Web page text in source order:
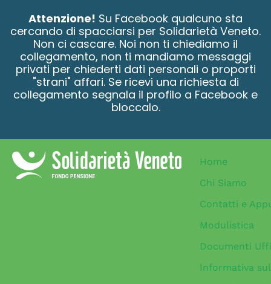
Attenzione! Su Facebook qualcuno sta
cercando di spacciarsi per Solidarietà Veneto.
Non ci cascare. Noi non ti chiediamo il
collegamento, non ti mandiamo messaggi
privati per chiederti dati personali o proporti
"strani" affari. Se ricevi una richiesta di
collegamento segnala il profilo a Facebook e
bloccalo.
Home
Chi Siamo
Contatti e
Modulistica
Documenti
Informativa